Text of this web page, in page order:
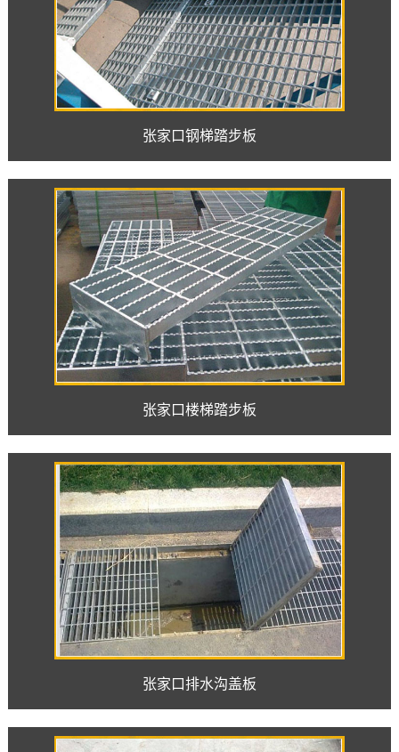
张家口钢梯踏步板
张家口楼梯踏步板
张家口排水沟盖板